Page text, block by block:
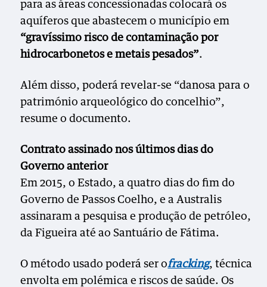
para as áreas concessionadas colocará os
aquíferos que abastecem o município em
“gravíssimo risco de contaminação por
hidrocarbonetos e metais pesados”.
Além disso, poderá revelar-se “danosa para o
património arqueológico do concelhio”,
resume o documento.
Contrato assinado nos últimos dias do
Governo anterior
Em 2015, o Estado, a quatro dias do fim do
Governo de Passos Coelho, e a Australis
assinaram a pesquisa e produção de petróleo,
da Figueira até ao Santuário de Fátima.
O método usado poderá ser ofracking, técnica
envolta em polémica e riscos de saúde. Os